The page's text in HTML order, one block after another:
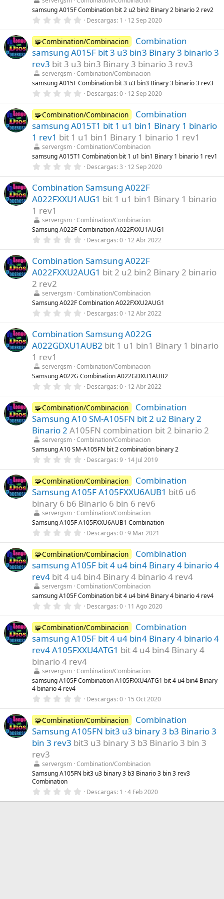
e
l
a
(
s
)
samsung A015F Combination bit 2 u2 bin2 Binary 2 binario 2 rev2
0
0
0
e
s
r
e
l
a
(
s
)
Descargas 1 12 Sep 2020
🧩Combination/Combinacion
Combination
samsung A015F bit 3 u3 bin3 Binary 3 binario 3
rev3 bit 3 u3 bin3 Binary 3 binario 3 rev3
servergsm Combination/Combinacion
samsung A015F Combination bit 3 u3 bin3 Binary 3 binario 3 rev3
0
0
0
e
s
t
r
e
l
a
(
s
)
Descargas 0 12 Sep 2020
🧩Combination/Combinacion
Combination
samsung A015T1 bit 1 u1 bin1 Binary 1 binario
1 rev1 bit 1 u1 bin1 Binary 1 binario 1 rev1
servergsm Combination/Combinacion
samsung A015T1 Combination bit 1 u1 bin1 Binary 1 binario 1 rev1
0
0
0
e
s
e
l
a
(
s
)
Descargas 3 12 Sep 2020
Combination Samsung A022F
A022FXXU1AUG1 bit 1 u1 bin1 Binary 1 binario
1 rev1
servergsm Combination/Combinacion
Samsung A022F Combination A022FXXU1AUG1
0
0
0
e
s
e
l
a
(
s
)
Descargas 0 12 Abr 2022
Combination Samsung A022F
A022FXXU2AUG1 bit 2 u2 bin2 Binary 2 binario
2 rev2
servergsm Combination/Combinacion
Samsung A022F Combination A022FXXU2AUG1
0
0
0
e
s
e
l
a
(
s
)
Descargas 0 12 Abr 2022
Combination Samsung A022G
A022GDXU1AUB2 bit 1 u1 bin1 Binary 1 binario
1 rev1
servergsm Combination/Combinacion
Samsung A022G Combination A022GDXU1AUB2
0
0
0
e
s
t
r
e
l
a
(
s
)
Descargas 0 12 Abr 2022
🧩Combination/Combinacion
Combination
Samsung A10 SM-A105FN bit 2 u2 Binary 2
Binario 2 A105FN combination bit 2 binario 2
servergsm Combination/Combinacion
Samsung A10 SM-A105FN bit 2 combination binary 2
0
0
0
e
s
t
r
e
l
a
(
s
)
Descargas 9 14 Jul 2019
🧩Combination/Combinacion
Combination
Samsung A105F A105FXXU6AUB1 bit6 u6
binary 6 b6 Binario 6 bin 6 rev6
servergsm Combination/Combinacion
Samsung A105F A105FXXU6AUB1 Combination
0
0
0
e
s
r
e
l
a
(
s
)
Descargas 0 9 Mar 2021
🧩Combination/Combinacion
Combination
samsung A105F bit 4 u4 bin4 Binary 4 binario 4
rev4 bit 4 u4 bin4 Binary 4 binario 4 rev4
servergsm Combination/Combinacion
samsung A105F Combination bit 4 u4 bin4 Binary 4 binario 4 rev4
0
0
0
e
s
t
r
e
l
l
a
s
Descargas 0 11 Ago 2020
🧩Combination/Combinacion
Combination
samsung A105F bit 4 u4 bin4 Binary 4 binario 4
rev4 A105FXXU4ATG1 bit 4 u4 bin4 Binary 4
binario 4 rev4
servergsm Combination/Combinacion
samsung A105F Combination A105FXXU4ATG1 bit 4 u4 bin4 Binary
4 binario 4 rev4
0
0
0
e
s
t
r
l
l
a
s
Descargas 0 15 Oct 2020
🧩Combination/Combinacion
Combination
Samsung A105FN bit3 u3 binary 3 b3 Binario 3
bin 3 rev3 bit3 u3 binary 3 b3 Binario 3 bin 3
rev3
servergsm Combination/Combinacion
Samsung A105FN bit3 u3 binary 3 b3 Binario 3 bin 3 rev3
Combination
0
0
Descargas 1 4 Feb 2020